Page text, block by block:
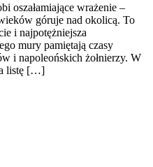
oszałamiające wrażenie –
góruje nad okolicą. To
i najpotężniejsza
mury pamiętają czasy
i napoleońskich żołnierzy. W
listę […]